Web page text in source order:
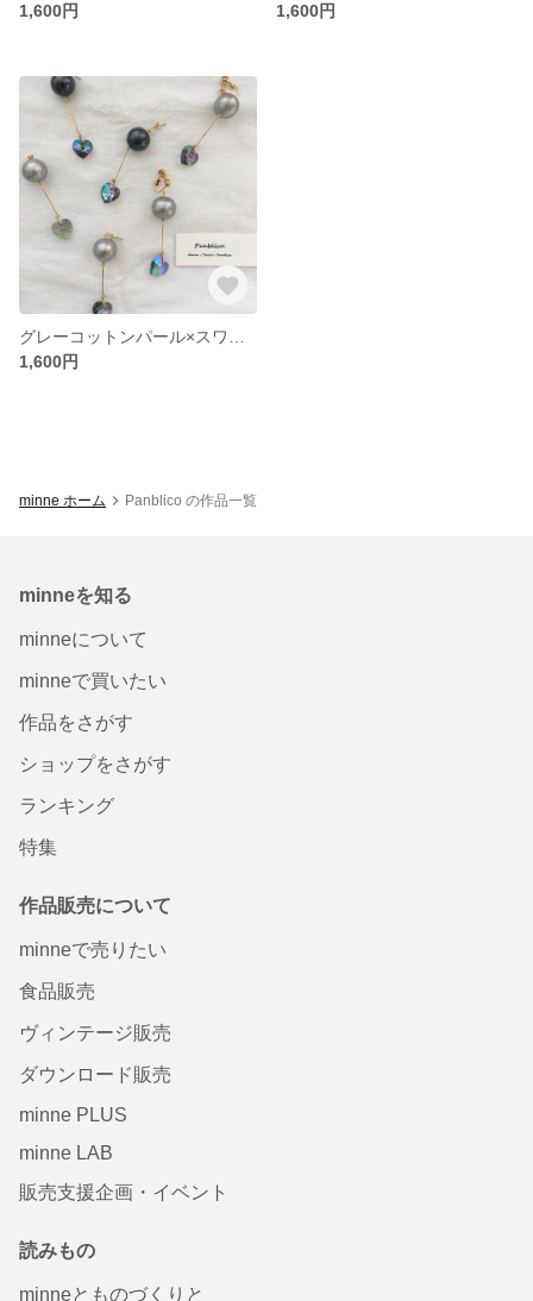
1,600円 1,600円
1,600円
minne ホーム Panblico の作品一覧
minneを知る
minneについて
minneで買いたい
作品をさがす
ショップをさがす
ランキング
特集
作品販売について
minneで売りたい
食品販売
ヴィンテージ販売
ダウンロード販売
minne PLUS
minne LAB
販売支援企画・イベント
読みもの
minneとものづくりと